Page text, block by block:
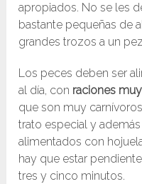
apropiados. No se les
bastante pequeñas de
grandes trozos a un
Los peces deben ser
al día, con raciones
que son muy
trato especial y
alimentados con
hay que estar
tres y cinco minutos.